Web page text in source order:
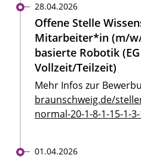
28.04.2026
Offene Stelle
Mitarbeiter*in (m/
basierte Robotik (EG
Vollzeit/Teilzeit)
Mehr Infos zur
braunschweig.de/
normal-20-1-8-1-15-1-
01.04.2026